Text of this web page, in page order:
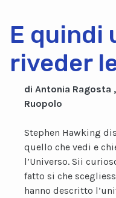
E quindi
riveder
di Antonia Ragosta
Ruopolo
Stephen Hawking
quello che vedi e
l’Universo. Sii
fatto si che
hanno descritto